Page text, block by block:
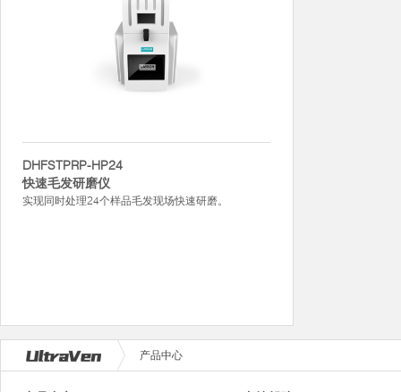
DHFSTPRP-HP24
快速毛发研磨仪
实现同时处理24个样品毛发现场快速研磨。
产品中心